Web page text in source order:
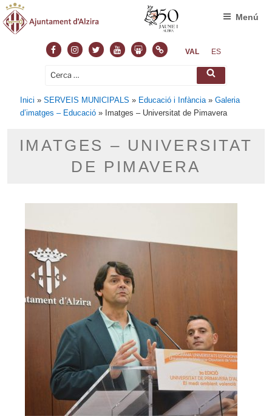
VAL ES
Menú
Inici »SERVEIS MUNICIPALS » Educació i Infància »Galeria
d’imatges – Educació » Imatges – Universitat de Pimavera
IMATGES – UNIVERSITAT
DE PIMAVERA